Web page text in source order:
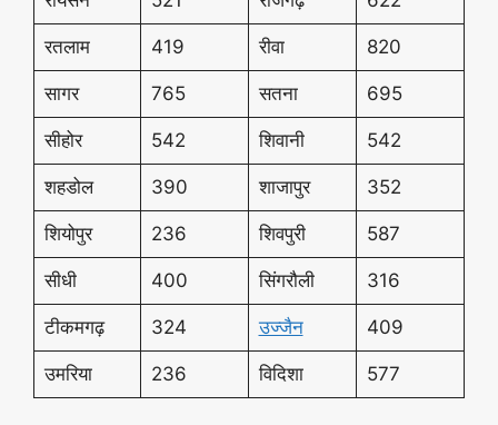
रतलाम 419 रीवा 820
सागर 765 सतना 695
सीहोर 542 शिवानी 542
शहडोल 390 शाजापुर 352
शियोपुर 236 शिवपुरी 587
सीधी 400 सिंगरौली 316
टीकमगढ़ 324 उज्जैन 409
उमरिया 236 विदिशा 577